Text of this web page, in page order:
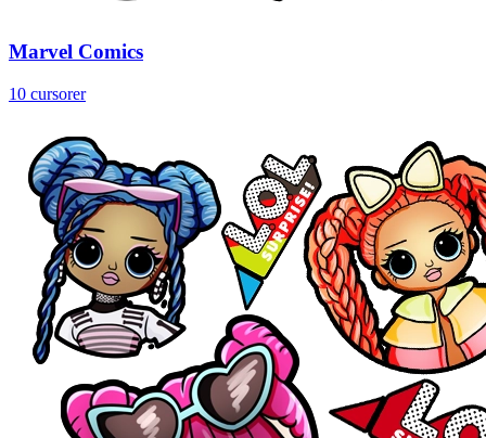
Marvel Comics
10 cursorer